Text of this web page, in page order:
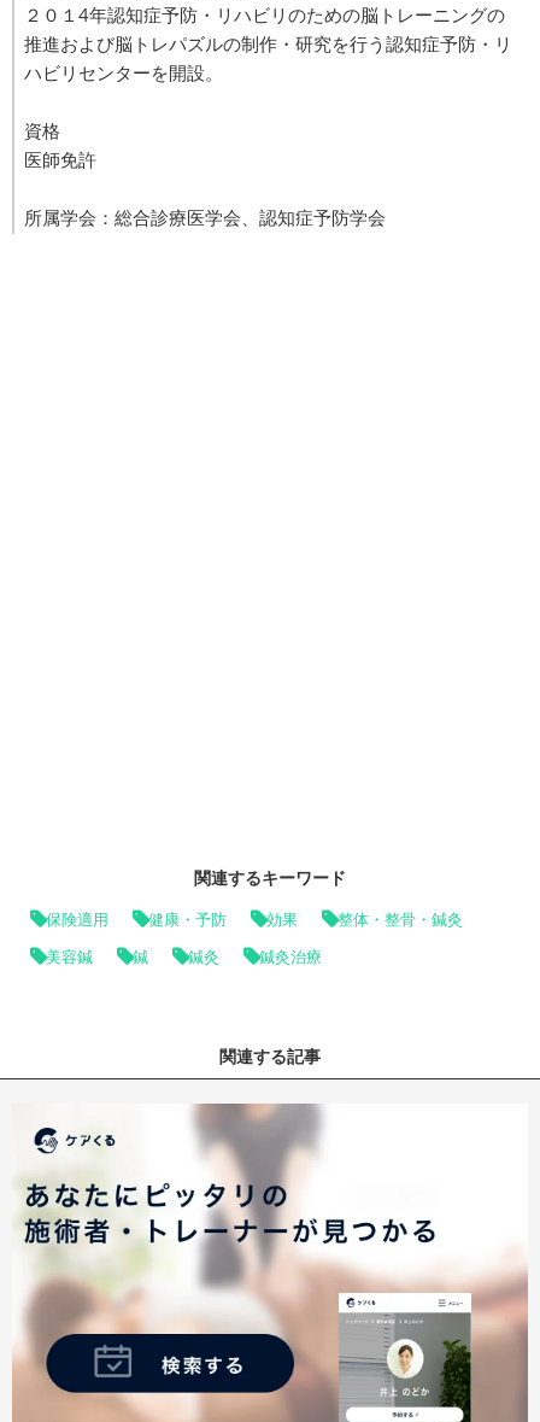
２０１4年認知症予防・リハビリのための脳トレーニングの
推進および脳トレパズルの制作・研究を行う認知症予防・リ
ハビリセンターを開設。
資格
医師免許
所属学会：総合診療医学会、認知症予防学会
関連するキーワード
保険適用 健康・予防 効果 整体・整骨・鍼灸
美容鍼 鍼 鍼灸 鍼灸治療
関連する記事